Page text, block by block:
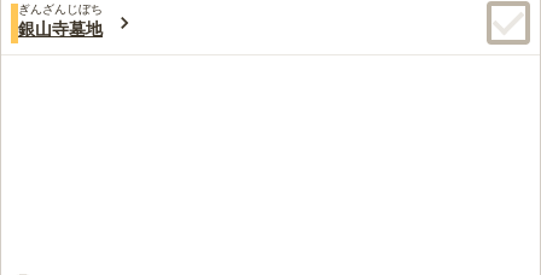
ぎんざんじぼち
銀山寺墓地